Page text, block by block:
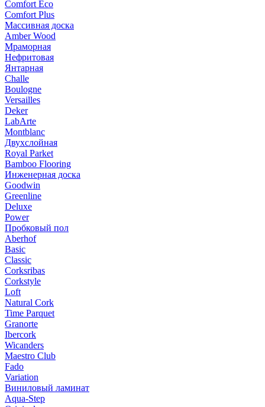
Comfort Eco
Comfort Plus
Массивная доска
Amber Wood
Мраморная
Нефритовая
Янтарная
Challe
Boulogne
Versailles
Deker
LabArte
Montblanc
Двухслойная
Royal Parket
Bamboo Flooring
Инженерная доска
Goodwin
Greenline
Deluxe
Power
Пробковый пол
Aberhof
Basic
Classic
Corksribas
Corkstyle
Loft
Natural Cork
Time Parquet
Granorte
Ibercork
Wicanders
Мaestro Club
Fado
Variation
Виниловый ламинат
Aqua-Step